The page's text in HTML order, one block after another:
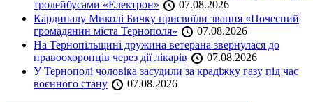
тролейбусами «Електрон»
07.08.2026
Кардиналу Миколі Бичку присвоїли звання «Почесний
громадянин міста Тернополя»
07.08.2026
На Тернопільщині дружина ветерана звернулася до
правоохоронців через дії лікарів
07.08.2026
У Тернополі чоловіка засудили за крадіжку газу під час
воєнного стану
07.08.2026